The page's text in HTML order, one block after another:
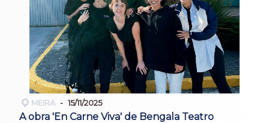
MEIRA 15/11/2025
A obra 'En Carne Viva' de Bengala Teatro